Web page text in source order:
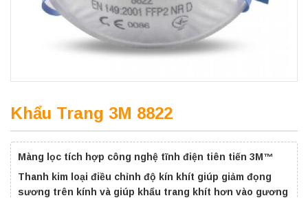
Khẩu Trang 3M 8822
Màng lọc tích hợp công nghệ tĩnh điện tiên tiến 3M™
Thanh kim loại điều chỉnh độ kín khít giúp giảm đọng
sương trên kính và giúp khẩu trang khít hơn vào gương